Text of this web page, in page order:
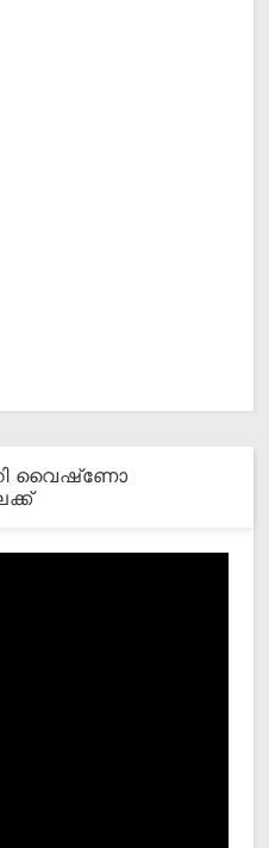
വൈഷ്‌ണോ